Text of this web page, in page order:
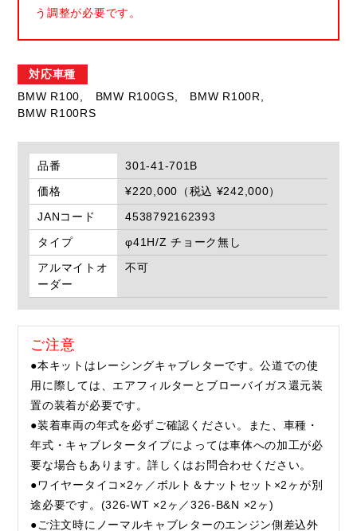
う調整が必要です。
対応車種
BMW R100,
BMW R100GS,
BMW R100R,
BMW R100RS
品番
301-41-701B
価格
¥220,000（税込 ¥242,000）
JANコード
4538792162393
タイプ
φ41H/Z チョーク無し
アルマイトオ
ーダー
不可
ご注意
●本キットはレーシングキャブレターです。公道での使
用に際しては、エアフィルターとブローバイガス還元装
置の装着が必要です。
●装着車両の年式を必ずご確認ください。また、車種・
年式・キャブレタータイプによっては車体への加工が必
要な場合もあります。詳しくはお問合わせください。
●ワイヤータイコ×2ヶ／ボルト＆ナットセット×2ヶが別
途必要です。(326-WT ×2ヶ／326-B&N ×2ヶ)
●ご注文時にノーマルキャブレターのエンジン側差込外